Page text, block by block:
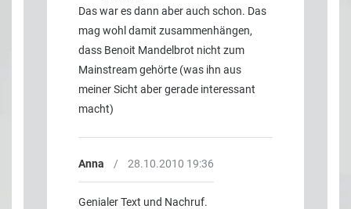
Das war es dann aber auch schon. Das
mag wohl damit zusammenhängen,
dass Benoit Mandelbrot nicht zum
Mainstream gehörte (was ihn aus
meiner Sicht aber gerade interessant
macht)
Anna / 28.10.2010 19:36
Genialer Text und Nachruf.